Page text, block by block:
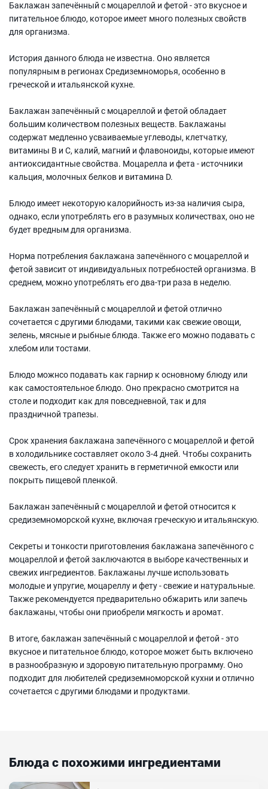
Баклажан запечённый с моцареллой и фетой - это вкусное и
питательное блюдо, которое имеет много полезных свойств
для организма.
История данного блюда не известна. Оно является
популярным в регионах Средиземноморья, особенно в
греческой и итальянской кухне.
Баклажан запечённый с моцареллой и фетой обладает
большим количеством полезных веществ. Баклажаны
содержат медленно усваиваемые углеводы, клетчатку,
витамины B и С, калий, магний и флавоноиды, которые имеют
антиоксидантные свойства. Моцарелла и фета - источники
кальция, молочных белков и витамина D.
Блюдо имеет некоторую калорийность из-за наличия сыра,
однако, если употреблять его в разумных количествах, оно не
будет вредным для организма.
Норма потребления баклажана запечённого с моцареллой и
фетой зависит от индивидуальных потребностей организма. В
среднем, можно употреблять его два-три раза в неделю.
Баклажан запечённый с моцареллой и фетой отлично
сочетается с другими блюдами, такими как свежие овощи,
зелень, мясные и рыбные блюда. Также его можно подавать с
хлебом или тостами.
Блюдо можнсо подавать как гарнир к основному блюду или
как самостоятельное блюдо. Оно прекрасно смотрится на
столе и подходит как для повседневной, так и для
праздничной трапезы.
Срок хранения баклажана запечённого с моцареллой и фетой
в холодильнике составляет около 3-4 дней. Чтобы сохранить
свежесть, его следует хранить в герметичной емкости или
покрыть пищевой пленкой.
Баклажан запечённый с моцареллой и фетой относится к
средиземноморской кухне, включая греческую и итальянскую.
Секреты и тонкости приготовления баклажана запечённого с
моцареллой и фетой заключаются в выборе качественных и
свежих ингредиентов. Баклажаны лучше использовать
молодые и упругие, моцареллу и фету - свежие и натуральные.
Также рекомендуется предварительно обжарить или запечь
баклажаны, чтобы они приобрели мягкость и аромат.
В итоге, баклажан запечённый с моцареллой и фетой - это
вкусное и питательное блюдо, которое может быть включено
в разнообразную и здоровую питательную программу. Оно
подходит для любителей средиземноморской кухни и отлично
сочетается с другими блюдами и продуктами.
Блюда с похожими ингредиентами